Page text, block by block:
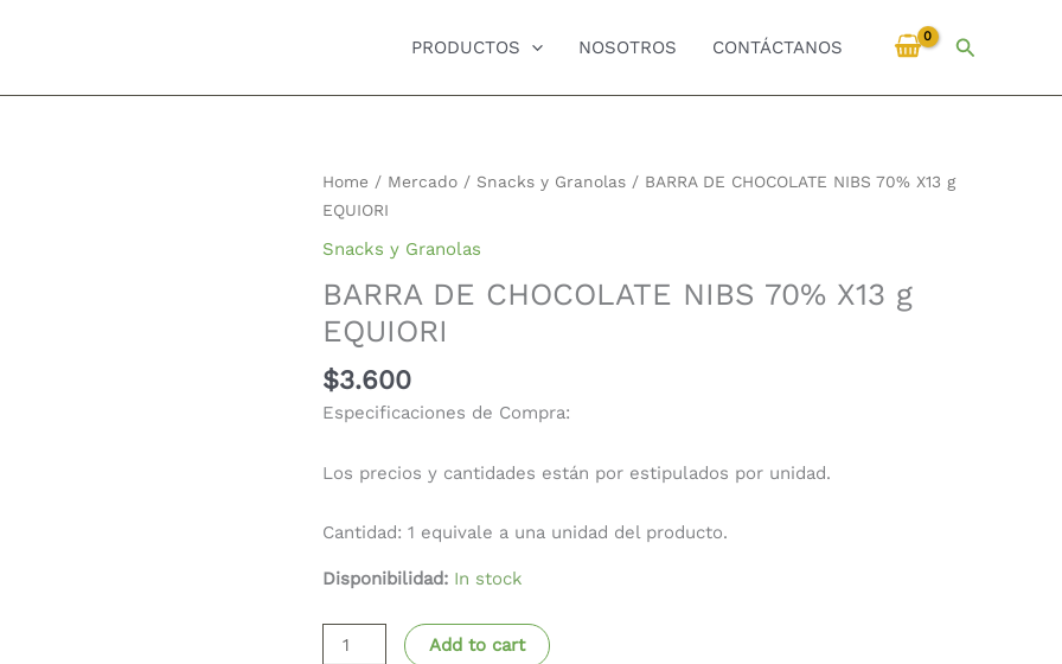
PRODUCTOS NOSOTROS CONTÁCTANOS Buscar
Home / Mercado / Snacks y Granolas / BARRA DE CHOCOLATE NIBS 70% X13 g
EQUIORI
Snacks y Granolas
BARRA DE CHOCOLATE NIBS 70% X13 g
EQUIORI
$3.600
Especificaciones de Compra:
Los precios y cantidades están por estipulados por unidad.
Cantidad: 1 equivale a una unidad del producto.
Disponibilidad: In stock
BARRA
DE
CHOCOLATE
70%
X13
EQUIORI
quantity
Add to cart